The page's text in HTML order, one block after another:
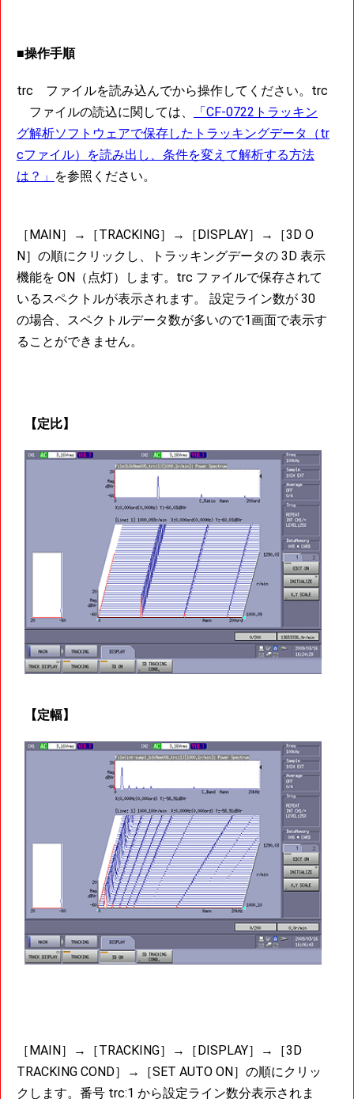
■操作手順
trc ファイルを読み込んでから操作してください。trc
ファイルの読込に関しては、
「CF-0722トラッキン
グ解析ソフトウェアで保存したトラッキングデータ（tr
cファイル）を読み出し、条件を変えて解析する方法
は？」 を参照ください。
［MAIN］→［TRACKING］→［DISPLAY］→［3D O
N］の順にクリックし、トラッキングデータの 3D 表示
機能を ON（点灯）します。trc ファイルで保存されて
いるスペクトルが表示されます。 設定ライン数が 30
の場合、スペクトルデータ数が多いので1画面で表示す
ることができません。
【定比】
【定幅】
［MAIN］→［TRACKING］→［DISPLAY］→［3D
TRACKING COND］→［SET AUTO ON］の順にクリッ
クします。番号 trc:1 から設定ライン数分表示されま